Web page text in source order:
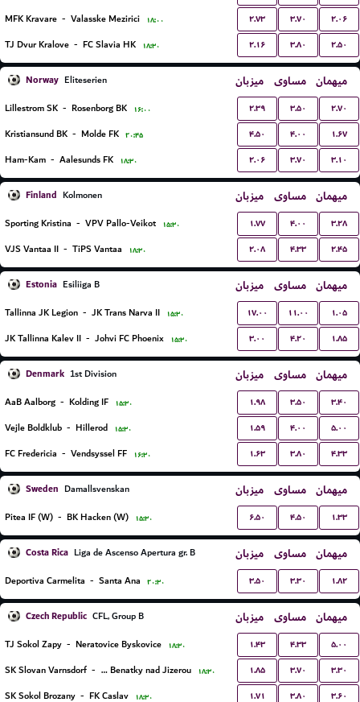
MFK Kravare - Valasske Mezirici ۱۸:۰۰ ۲.۷۳ ۳.۷۰ ۲.۰۶
TJ Dvur Kralove - FC Slavia HK ۱۸:۳۰ ۲.۱۶ ۳.۸۰ ۲.۵۰
Norway Eliteserien میزبان مساوی میهمان
Lillestrom SK - Rosenborg BK ۱۶:۰۰ ۲.۳۹ ۳.۵۰ ۲.۷۰
Kristiansund BK - Molde FK ۲۰:۴۵ ۴.۵۰ ۴.۰۰ ۱.۶۷
Ham-Kam - Aalesunds FK ۱۸:۳۰ ۲.۰۶ ۳.۷۰ ۳.۱۰
Finland Kolmonen میزبان مساوی میهمان
Sporting Kristina - VPV Pallo-Veikot ۱۵:۳۰ ۱.۷۷ ۴.۰۰ ۳.۲۸
VJS Vantaa II - TiPS Vantaa ۱۸:۳۰ ۲.۰۸ ۴.۳۳ ۲.۴۵
Estonia Esiliiga B میزبان مساوی میهمان
Tallinna JK Legion - JK Trans Narva II ۱۵:۳۰ ۱۷.۰۰ ۱۱.۰۰ ۱.۰۵
JK Tallinna Kalev II - Johvi FC Phoenix ۱۵:۳۰ ۳.۰۰ ۴.۲۰ ۱.۸۵
Denmark 1st Division میزبان مساوی میهمان
AaB Aalborg - Kolding IF ۱۵:۳۰ ۱.۹۸ ۳.۵۰ ۳.۴۰
Vejle Boldklub - Hillerod ۱۵:۳۰ ۱.۵۹ ۴.۰۰ ۵.۰۰
FC Fredericia - Vendsyssel FF ۱۶:۳۰ ۱.۶۳ ۳.۸۰ ۴.۳۳
Sweden Damallsvenskan میزبان مساوی میهمان
Pitea IF (W) - BK Hacken (W) ۱۵:۳۰ ۶.۵۰ ۴.۵۰ ۱.۳۳
Costa Rica Liga de Ascenso Apertura gr. B میزبان مساوی میهمان
Deportiva Carmelita - Santa Ana ۲۰:۳۰ ۳.۵۰ ۳.۳۰ ۱.۸۲
Czech Republic CFL, Group B میزبان مساوی میهمان
TJ Sokol Zapy - Neratovice Byskovice ۱۸:۳۰ ۱.۴۳ ۴.۳۳ ۵.۰۰
SK Slovan Varnsdorf - SK Benatky nad Jizerou ۱۸:۳۰ ۱.۸۵ ۳.۷۰ ۳.۳۰
SK Sokol Brozany - FK Caslav ۱۸:۳۰ ۱.۷۱ ۳.۸۰ ۳.۶۰